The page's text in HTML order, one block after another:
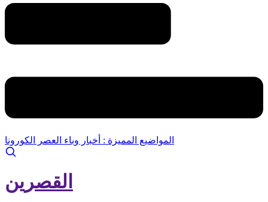
المواضيع المميزة : أخبار وباء العصر الكورونا
القصرين